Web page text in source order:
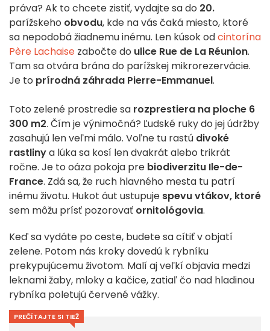
práva? Ak to chcete zistiť, vydajte sa do 20.
parížskeho obvodu, kde na vás čaká miesto, ktoré
sa nepodobá žiadnemu inému. Len kúsok odcintorína
Père Lachaise zabočte do ulice Rue de La Réunion.
Tam sa otvára brána do parížskej mikrorezervácie.
Je to prírodná záhrada Pierre-Emmanuel.
Toto zelené prostredie sa rozprestiera na ploche 6
300 m2. Čím je výnimočná? Ľudské ruky do jej údržby
zasahujú len veľmi málo. Voľne tu rastú divoké
rastlinya lúka sa kosí len dvakrát alebo trikrát
ročne. Je to oáza pokoja pre biodiverzitu Ile-de-
France. Zdá sa, že ruch hlavného mesta tu patrí
inému životu. Hukot áut ustupuje spevu vtákov, ktoré
sem môžu prísť pozorovať ornitológovia.
Keď sa vydáte po ceste, budete sa cítiť v objatí
zelene. Potom nás kroky dovedú k rybníku
prekypujúcemu životom. Malí aj veľkí objavia medzi
leknami žaby, mloky a kačice, zatiaľ čo nad hladinou
rybníka poletujú červené vážky.
PREČÍTAJTE SI TIEŽ